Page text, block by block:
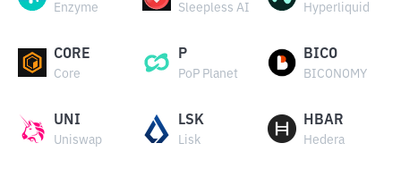
Enzyme Sleepless AI Hyperliquid
CORE
Core
P
PoP Planet
BICO
BICONOMY
UNI
Uniswap
LSK
Lisk
HBAR
Hedera